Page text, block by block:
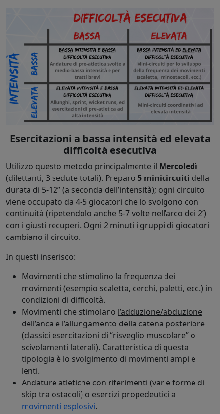
Esercitazioni a bassa intensità ed elevata
difficoltà esecutiva
Utilizzo questo metodo principalmente il Mercoledì
(dilettanti, 3 sedute totali). Preparo 5 minicircuiti della
durata di 5-12” (a seconda dell’intensità); ogni circuito
viene occupato da 4-5 giocatori che lo svolgono con
continuità (ripetendolo anche 5-7 volte nell’arco dei 2’)
con i giusti recuperi. Ogni 2 minuti i gruppi di giocatori
cambiano il circuito.
In questi inserisco:
Movimenti che stimolino la frequenza dei
movimenti (esempio scaletta, cerchi, paletti, ecc.) in
condizioni di difficoltà.
Movimenti che stimolano l’adduzione/abduzione
dell’anca e l’allungamento della catena posteriore
(classici esercitazioni di “risveglio muscolare” o
scivolamenti laterali). Caratteristica di questa
tipologia è lo svolgimento di movimenti ampi e
lenti.
Andature atletiche con riferimenti (varie forme di
skip tra ostacoli) o esercizi propedeutici a
movimenti esplosivi.